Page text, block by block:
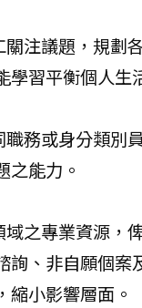
注議題，規劃
習平衡個人生
務或身分類別
之能力。
之專業資源，
、非自願個案
小影響層面。